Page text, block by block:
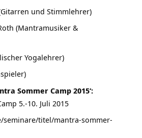
und Stimmlehrer)
(Mantramusiker &
Yogalehrer)
Sommer Camp 2015‘:
5.-10. Juli 2015
seminare/titel/mantra-sommer-